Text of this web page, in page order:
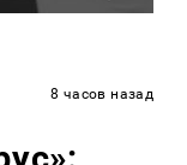
8 часов назад